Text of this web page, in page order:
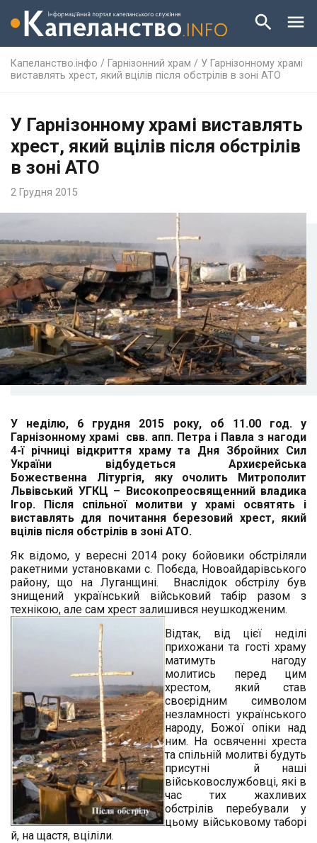
Капеланство.інфо / Гарнізонний храм / У Гарнізонному храмі
виставлять хрест, який вцілів після обстрілів в зоні АТО
У Гарнізонному храмі виставлять
хрест, який вцілів після обстрілів
в зоні АТО
2 Грудня 2015
У неділю, 6 грудня 2015 року, об 11.00 год. у
Гарнізонному храмі свв. апп. Петра і Павла з нагоди
4-ї річниці відкриття храму та Дня Збройних Сил
України відбудеться Архиєрейська
Божественна Літургія,яку очолить Митрополит
Львівський УГКЦ – Високопреосвященний владика
Ігор. Після спільної молитви у храмі освятять і
виставлять для почитання березовий хрест, який
вцілів після обстрілів в зоні АТО.
Як відомо, у вересні 2014 року бойовики обстріляли
ракетними установками с. Побєда, Новоайдарівського
району, що на Луганщині.
Внаслідок обстрілу був
знищений український військовий табір разом з
технікою, але сам хрест залишився неушкодженим.
Відтак, від цієї неділі
прихожани та гості храму
матимуть нагоду
молитись перед цим
хрестом, який став
своєрідним символом
незламності українського
народу, Божої опіки над
ним. На освяченні хреста
та спільній молитві будуть
присутні й наші
військовослужбовці, які в
час тих жахливих
обстрілів перебували у
цьому військовому таборі
й, на щастя, вціліли.